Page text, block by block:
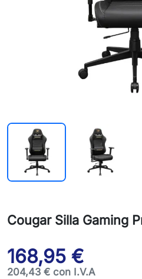
Cougar Silla Gaming
168,95 €
204,43 € con I.V.A